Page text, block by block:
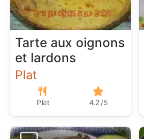
Tarte aux oignons
et lardons
Plat
Plat 4.2 / 5